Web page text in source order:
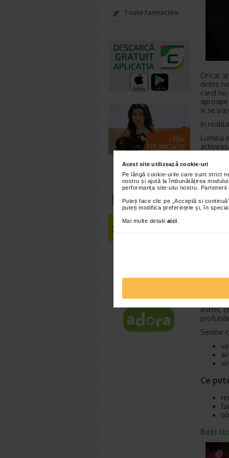
Acest site utilizează cookie-uri
Pe lângă cookie-urile care sunt strict
nostru și ajută la îmbunătățirea
performanța site-ului nostru.
Puteți face clic pe „Acceptă si
puteți modifica preferințele și, în
Mai multe detalii aici
Oricat
dintre
cand
vi se
In
Lumina
Ce
Pentru
Astfel,
Semne
Ce
Beti
Toate farmaciile